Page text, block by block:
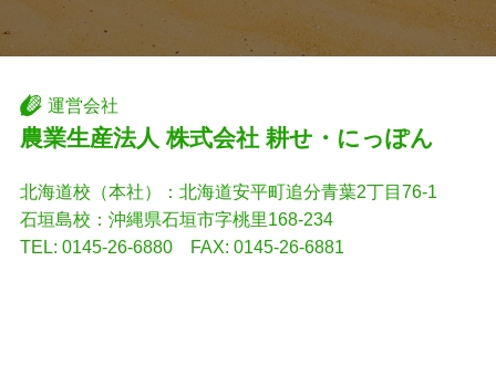
運営会社
農業生産法人 株式会社 耕せ・にっぽん
北海道校（本社）：北海道安平町追分青葉2丁目76-1
石垣島校：沖縄県石垣市字桃里168-234
TEL: 0145-26-6880 FAX: 0145-26-6881